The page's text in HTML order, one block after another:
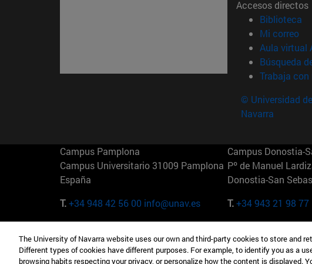
Accesos directos
Biblioteca
Mi correo
Aula virtual
Búsqueda
Trabaja
© Universidad de
Navarra
Campus Pamplona
Campus Universitario 31009 Pamplona
España
T.+34 948 42 56 00 info@unav.es
Campus Donostia-
Pº de Manuel
Donostia-San
T.+34 943 21 98 77
Camino del Cerro Águila 3 28023
Madrid España
165 W 57th St
EE.UU
The University of Navarra website uses our own and third-party cookies to store and
Different types of cookies have different purposes. For example, to identify you as a
browsing habits respecting your privacy, or personalize how the content is displayed.